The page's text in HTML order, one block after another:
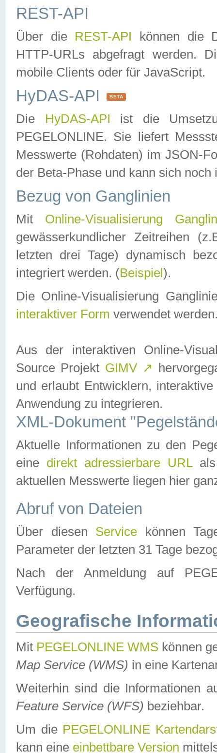
REST-API
Über die REST-API können die
HTTP-URLs abgefragt werden.
mobile Clients oder für JavaScript.
HyDAS-API BETA
Die HyDAS-API ist die
PEGELONLINE. Sie liefert
Messwerte (Rohdaten) im JSON-
der Beta-Phase und kann sich noch
Bezug von Ganglinien
Mit Online-Visualisierung
gewässerkundlicher Zeitreihen
letzten drei Tage) dynamisch
integriert werden. (Beispiel ).
Die Online-Visualisierung
interaktiver Form verwendet
Aus der interaktiven Online-
Source Projekt GIMV ↗
und erlaubt Entwicklern,
Anwendung zu integrieren.
XML-Dokument
Aktuelle Informationen zu den
eine direkt adressierbare URLals
aktuellen Messwerte liegen hier
Abruf von Dateien
Über diesen Service können
Parameter der letzten 31 Tage
Nach der Anmeldung auf
Verfügung.
Geografische
Mit PEGELONLINE WMS können
Map Service (WMS) in eine
Weiterhin sind die Informationen
Feature Service (WFS) beziehbar.
Um die PEGELONLINE
kann eine einbettbare Version